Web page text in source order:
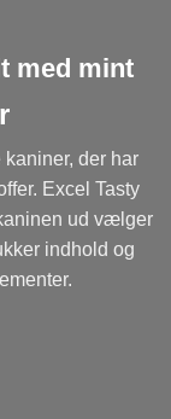
med mint
der har
Excel Tasty
ud vælger
indhold og